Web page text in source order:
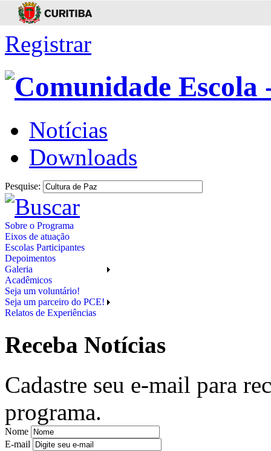
Registrar
Notícias
Downloads
Pesquise:
Sobre o Programa
Eixos de atuação
Escolas Participantes
Depoimentos
Galeria
Acadêmicos
Seja um voluntário!
Seja um parceiro do PCE!
Relatos de Experiências
Receba Notícias
Cadastre seu e-mail para
programa.
Nome
E-mail